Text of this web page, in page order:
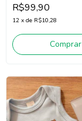
R$99,90
12 x de R$10,28
Comprar